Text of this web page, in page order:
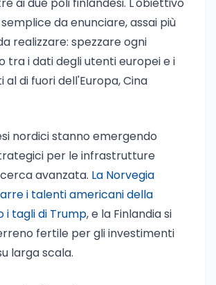
da enunciare, assai più
realizzare: spezzare ogni
tra i dati degli utenti europei e i
al di fuori dell'Europa, Cina
nordici stanno emergendo
per le infrastrutture
avanzata. La Norvegia
i talenti americani della
i tagli di Trump, e la Finlandia si
fertile per gli investimenti
larga scala.